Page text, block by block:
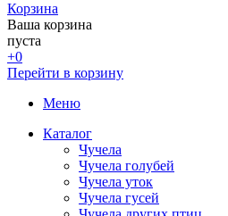
Корзина
Ваша корзина
пуста
+0
Перейти в корзину
Меню
Каталог
Чучела
Чучела голубей
Чучела уток
Чучела гусей